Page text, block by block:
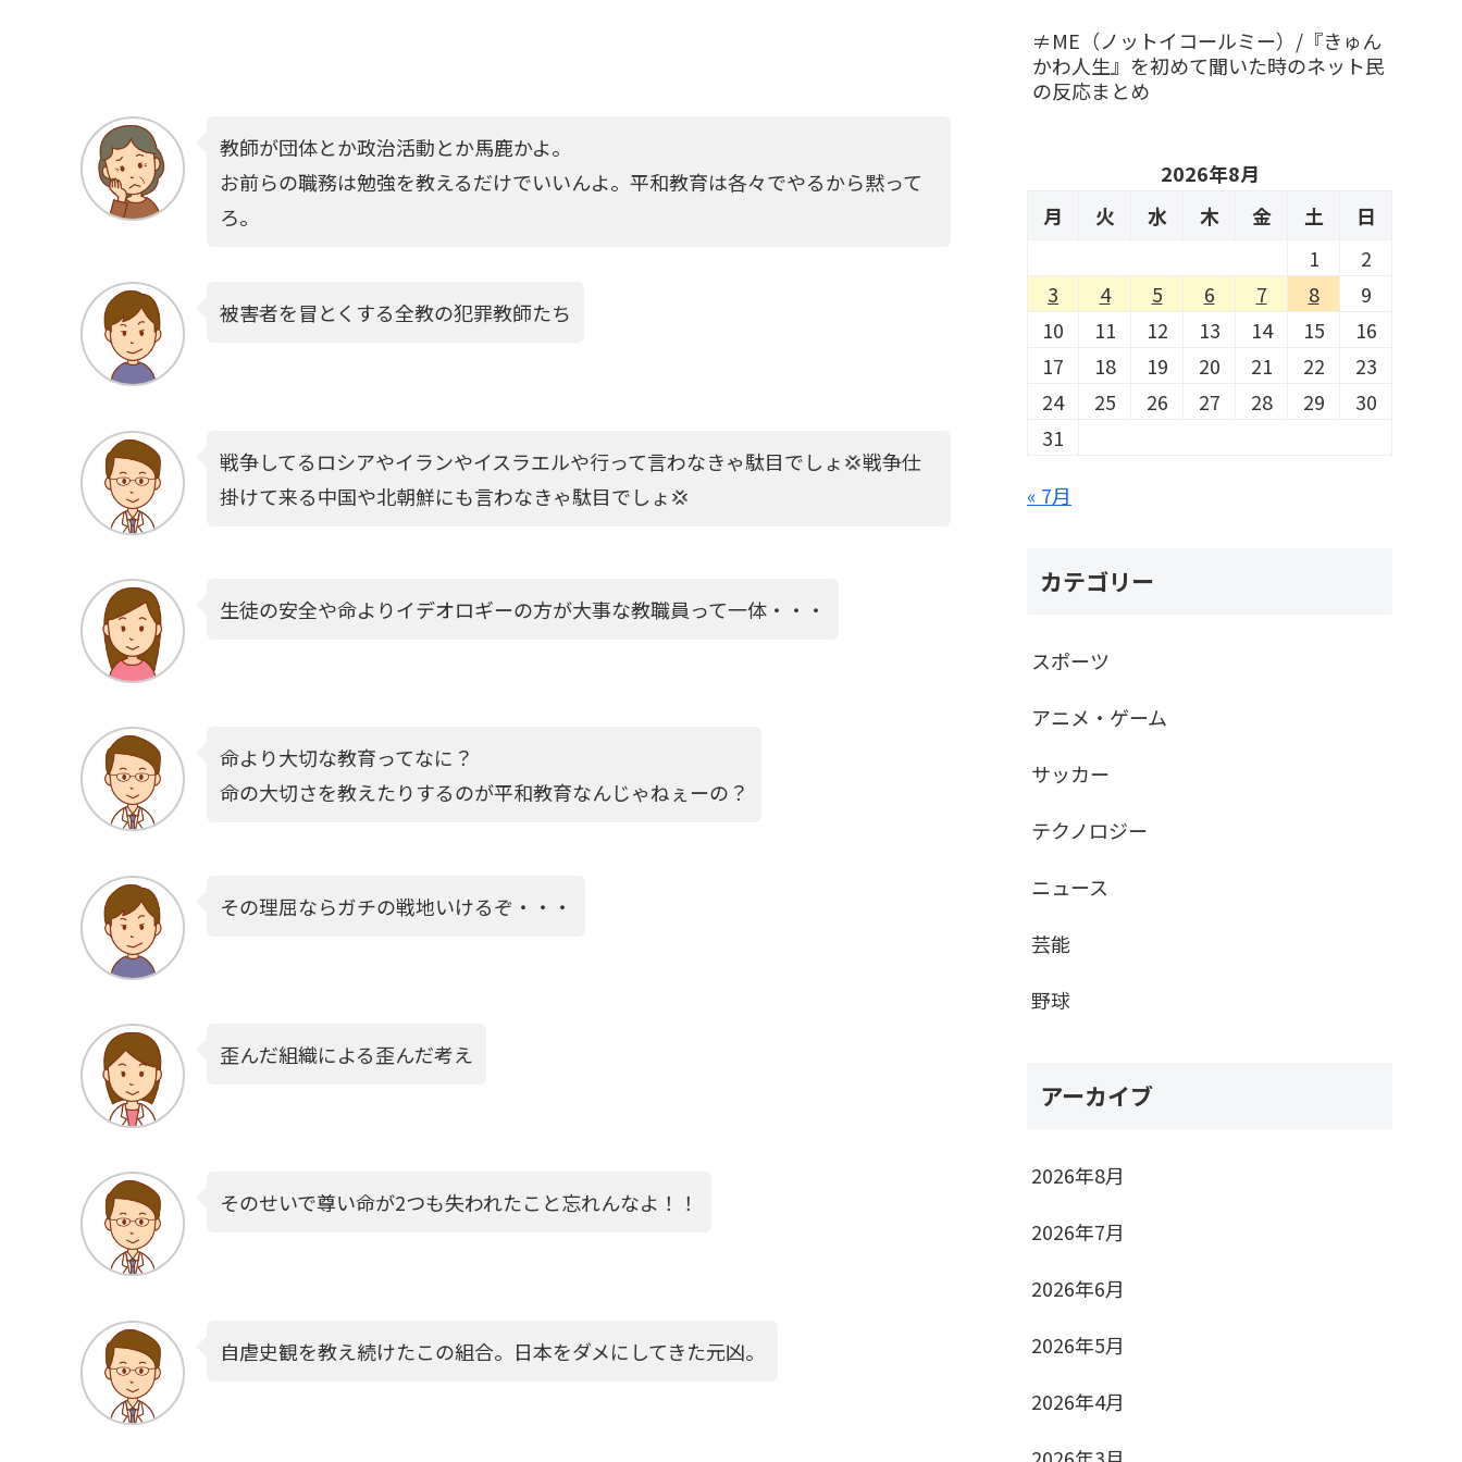
教師が団体とか政治活動とか馬鹿かよ。
お前らの職務は勉強を教えるだけでいいんよ。平和教育は各々でやるから黙って
ろ。
被害者を冒とくする全教の犯罪教師たち
戦争してるロシアやイランやイスラエルや行って言わなきゃ駄目でしょ💢戦争仕
掛けて来る中国や北朝鮮にも言わなきゃ駄目でしょ💢
生徒の安全や命よりイデオロギーの方が大事な教職員って一体・・・
命より大切な教育ってなに？
命の大切さを教えたりするのが平和教育なんじゃねぇーの？
その理屈ならガチの戦地いけるぞ・・・
歪んだ組織による歪んだ考え
そのせいで尊い命が2つも失われたこと忘れんなよ！！
自虐史観を教え続けたこの組合。日本をダメにしてきた元凶。
≠ME（ノットイコールミー）/『きゅん
かわ人生』を初めて聞いた時のネット民
の反応まとめ
2026年8月
月
火 水 木 金 土
日
1
2
3
4 5 6 7 8
9
10
11 12 13 14 15
16
17
18 19 20 21 22
23
24
25 26 27 28 29
30
31
« 7月
カテゴリー
スポーツ
アニメ・ゲーム
サッカー
テクノロジー
ニュース
芸能
野球
アーカイブ
2026年8月
2026年7月
2026年6月
2026年5月
2026年4月